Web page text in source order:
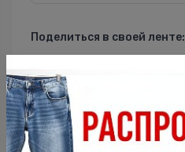
Поделиться в своей ленте: